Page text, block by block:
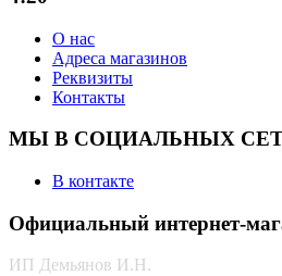
О нас
Адреса магазинов
Реквизиты
Контакты
МЫ В СОЦИАЛЬНЫХ
В контакте
Официальный интернет-
ИП Демьянов И.Н.